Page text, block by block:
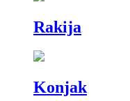
Rakija
Konjak